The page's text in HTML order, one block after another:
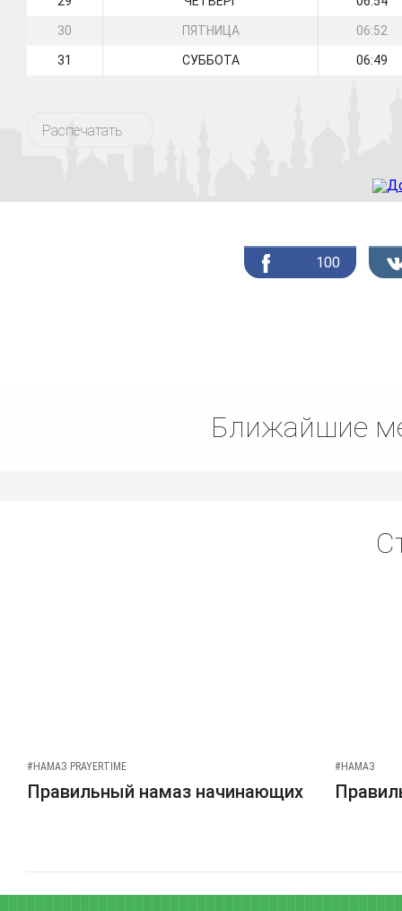
30 ПЯТНИЦА 06:52
31 СУББОТА 06:49
Распечатать
100
Ближайшие
#НАМАЗ PRAYERTIME
Правильный намаз начинающих
#НАМАЗ